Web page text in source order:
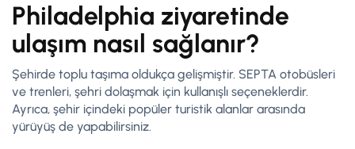
Philadelphia ziyaretinde
ulaşım nasıl sağlanır?
Şehirde toplu taşıma oldukça gelişmiştir. SEPTA otobüsleri
ve trenleri, şehri dolaşmak için kullanışlı seçeneklerdir.
Ayrıca, şehir içindeki popüler turistik alanlar arasında
yürüyüş de yapabilirsiniz.